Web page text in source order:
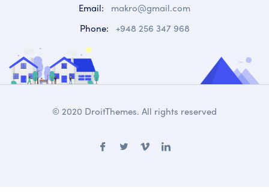
Email:
makro@gmail.com
Phone: +948 256 347 968
© 2020 DroitThemes. All rights reserved